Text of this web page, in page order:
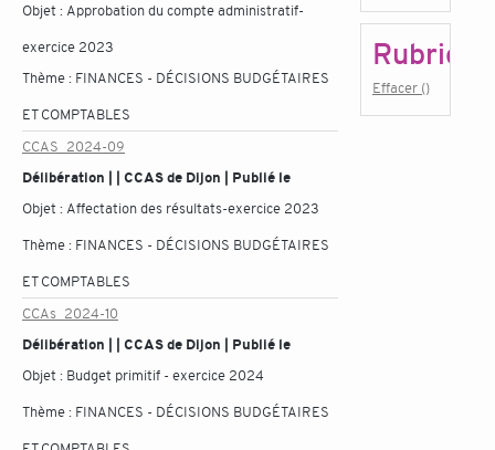
Objet : Approbation du compte administratif-
exercice 2023
Thème : FINANCES - DÉCISIONS BUDGÉTAIRES
ET COMPTABLES
CCAS_2024-09
Délibération | | CCAS de Dijon | Publié le
Objet : Affectation des résultats-exercice 2023
Thème : FINANCES - DÉCISIONS BUDGÉTAIRES
ET COMPTABLES
CCAs_2024-10
Délibération | | CCAS de Dijon | Publié le
Objet : Budget primitif - exercice 2024
Thème : FINANCES - DÉCISIONS BUDGÉTAIRES
Rubrique
Effacer ()